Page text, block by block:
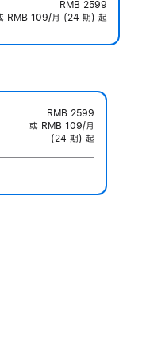
RMB 2599
RMB 109/月 (24 期) 起
RMB 2599
或 RMB 109/月
(24 期) 起